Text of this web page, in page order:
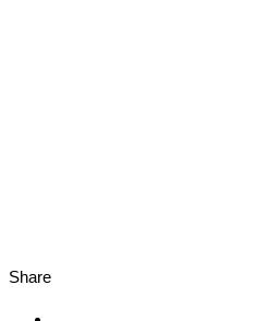
Share